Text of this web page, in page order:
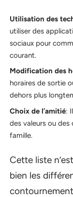
Utilisation des
utiliser des
sociaux pour
courant.
Modification des
horaires de sortie
dehors plus
Choix de l’amitié:
des valeurs ou
famille.
Cette liste
bien les